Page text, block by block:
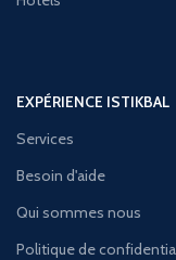
EXPÉRIENCE ISTIKBAL
Services
Besoin d'aide
Qui sommes nous
Politique de